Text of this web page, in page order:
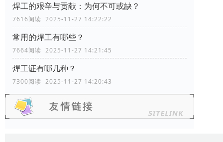
焊工的艰辛与贡献：为何不可或缺？
7616阅读 2025-11-27 14:22:22
常用的焊工有哪些？
7664阅读 2025-11-27 14:21:45
焊工证有哪几种？
7300阅读 2025-11-27 14:20:43